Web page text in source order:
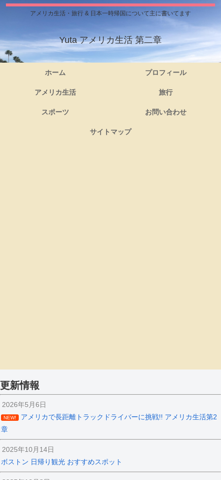
アメリカ生活・旅行 & 日本一時帰国について主に書いてます
Yuta アメリカ生活 第二章
ホーム プロフィール
アメリカ生活 旅行
スポーツ お問い合わせ
サイトマップ
更新情報
2026年5月6日
NEW!
アメリカで長距離トラックドライバーに挑戦!! アメリカ生活第2
章
2025年10月14日
ボストン 日帰り観光 おすすめスポット